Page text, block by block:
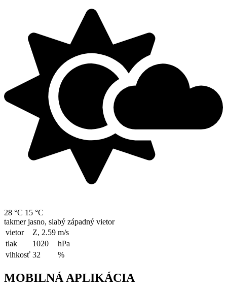
28 °C 15 °C
takmer jasno, slabý západný vietor
vietor
Z, 2.59 m/s
tlak
1020
hPa
vlhkosť 32 %
MOBILNÁ APLIKÁCIA